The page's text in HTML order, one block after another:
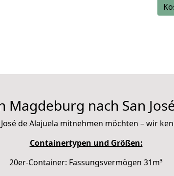
Magdeburg nach San
de Alajuela mitnehmen möchten – wir
Containertypen und Größen:
20er-Container: Fassungsvermögen 31m³